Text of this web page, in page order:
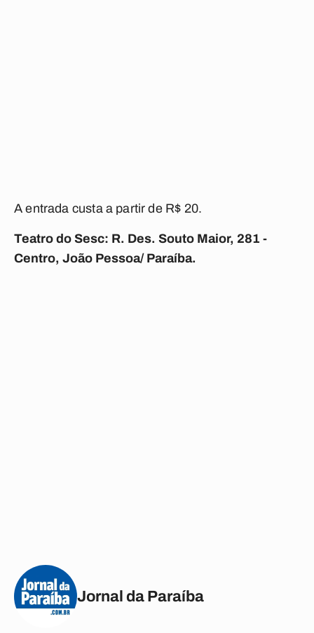
A entrada custa a partir de R$ 20.
Teatro do Sesc: R. Des. Souto Maior, 281 -
Centro, João Pessoa/ Paraíba.
Jornal da Paraíba